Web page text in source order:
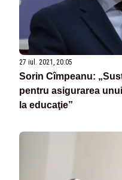
27 iul. 2021, 20:05
Sorin Cîmpeanu:
pentru asigurarea
la educaţie”